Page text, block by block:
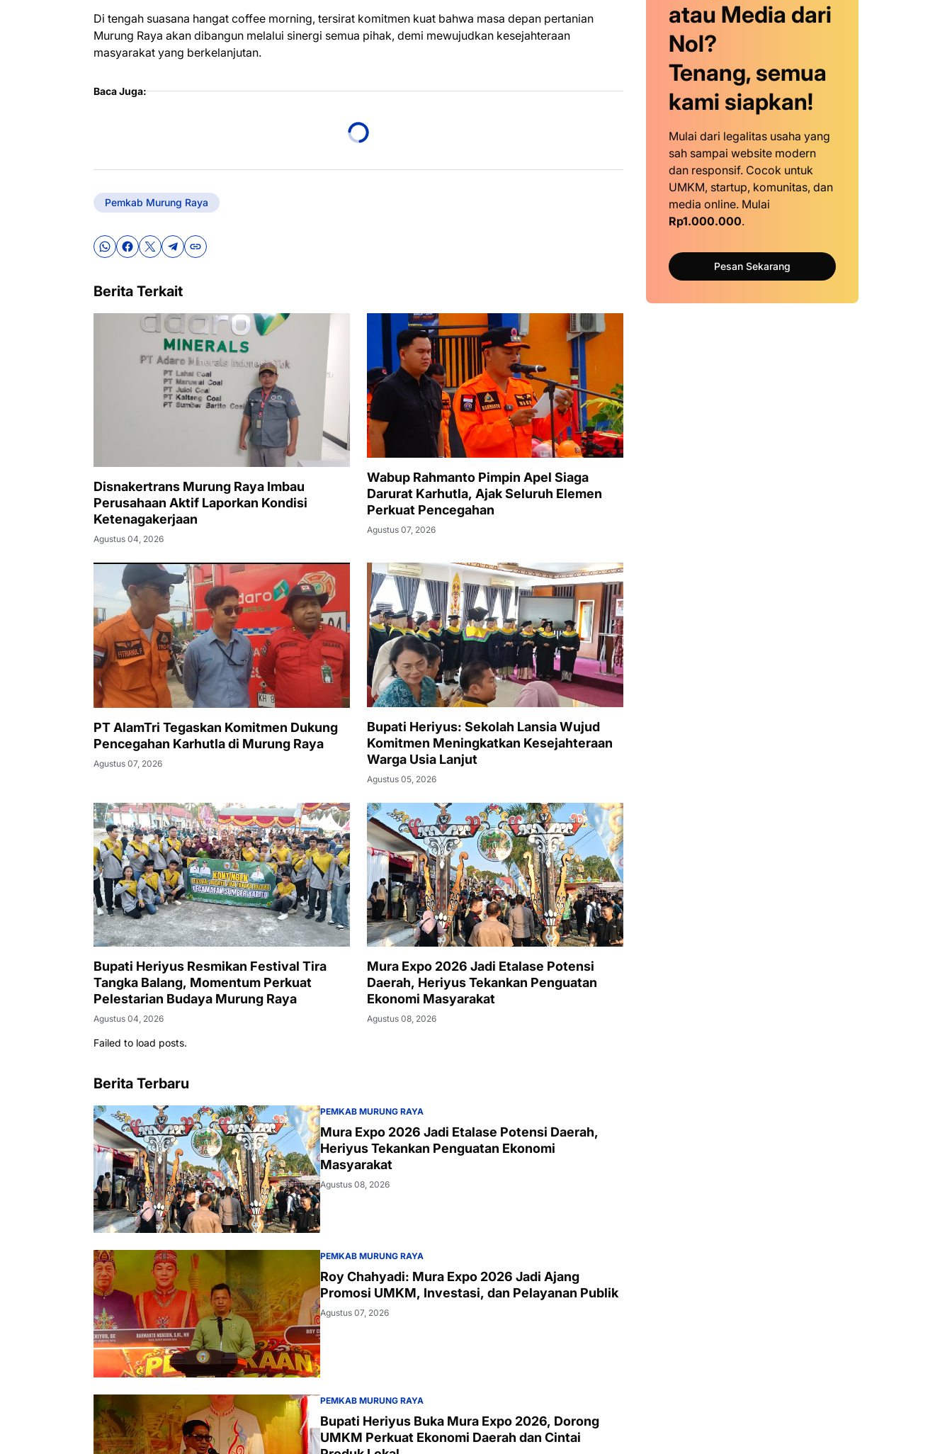
Di tengah suasana hangat coffee morning, tersirat komitmen kuat bahwa masa depan pertanian
Murung Raya akan dibangun melalui sinergi semua pihak, demi mewujudkan kesejahteraan
masyarakat yang berkelanjutan.
Baca Juga:
Pemkab Murung Raya
Berita Terkait
Disnakertrans Murung Raya Imbau
Perusahaan Aktif Laporkan Kondisi
Ketenagakerjaan
Agustus 04, 2026
Wabup Rahmanto Pimpin Apel Siaga
Darurat Karhutla, Ajak Seluruh Elemen
Perkuat Pencegahan
Agustus 07, 2026
PT AlamTri Tegaskan Komitmen Dukung
Pencegahan Karhutla di Murung Raya
Agustus 07, 2026
Bupati Heriyus: Sekolah Lansia Wujud
Komitmen Meningkatkan Kesejahteraan
Warga Usia Lanjut
Agustus 05, 2026
Bupati Heriyus Resmikan Festival Tira
Tangka Balang, Momentum Perkuat
Pelestarian Budaya Murung Raya
Agustus 04, 2026
Mura Expo 2026 Jadi Etalase Potensi
Daerah, Heriyus Tekankan Penguatan
Ekonomi Masyarakat
Agustus 08, 2026
Failed to load posts.
Berita Terbaru
PEMKAB MURUNG RAYA
Mura Expo 2026 Jadi Etalase Potensi Daerah,
Heriyus Tekankan Penguatan Ekonomi
Masyarakat
Agustus 08, 2026
PEMKAB MURUNG RAYA
Roy Chahyadi: Mura Expo 2026 Jadi Ajang
Promosi UMKM, Investasi, dan Pelayanan Publik
Agustus 07, 2026
PEMKAB MURUNG RAYA
Bupati Heriyus Buka Mura Expo 2026, Dorong
UMKM Perkuat Ekonomi Daerah dan Cintai
atau Media dari
Nol?
Tenang, semua
kami siapkan!
Mulai dari legalitas usaha yang
sah sampai website modern
dan responsif. Cocok untuk
UMKM, startup, komunitas, dan
media online. Mulai
Rp1.000.000.
Pesan Sekarang